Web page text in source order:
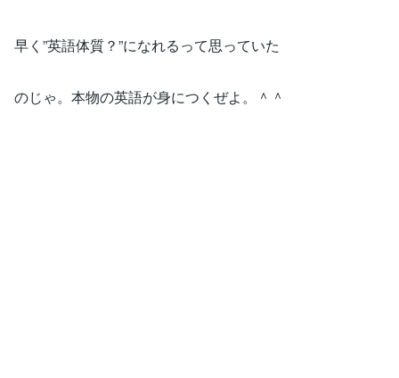
早く”英語体質？”になれるって思っていた
のじゃ。本物の英語が身につくぜよ。＾＾